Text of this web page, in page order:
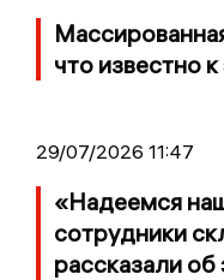
что известно
29/07/2026 11:47
«Надеемся
сотрудники
рассказали об